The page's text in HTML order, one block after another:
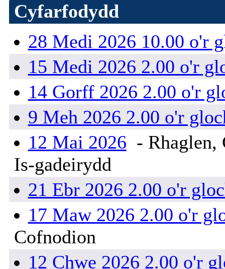
Cyfarfodydd
28 Medi 2026 10.00 o'r
15 Medi 2026 2.00 o'r
14 Gorff 2026 2.00 o'r
9 Meh 2026 2.00 o'r
12 Mai 2026 - Rhaglen,
Is-gadeirydd
21 Ebr 2026 2.00 o'r
17 Maw 2026 2.00 o'r
Cofnodion
12 Chwe 2026 2.00 o'r